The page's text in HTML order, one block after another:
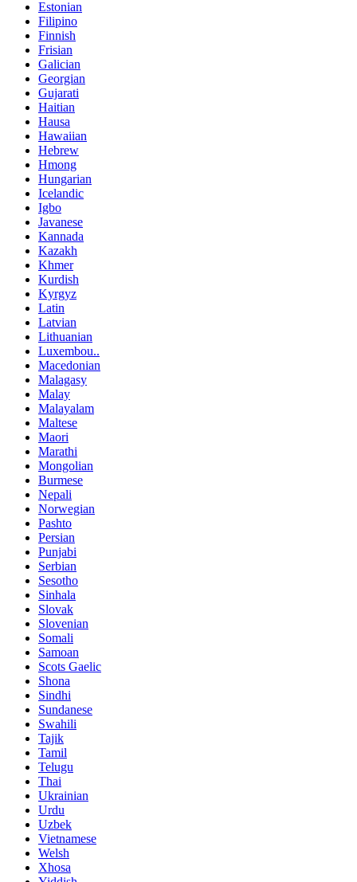
Estonian
Filipino
Finnish
Frisian
Galician
Georgian
Gujarati
Haitian
Hausa
Hawaiian
Hebrew
Hmong
Hungarian
Icelandic
Igbo
Javanese
Kannada
Kazakh
Khmer
Kurdish
Kyrgyz
Latin
Latvian
Lithuanian
Luxembou..
Macedonian
Malagasy
Malay
Malayalam
Maltese
Maori
Marathi
Mongolian
Burmese
Nepali
Norwegian
Pashto
Persian
Punjabi
Serbian
Sesotho
Sinhala
Slovak
Slovenian
Somali
Samoan
Scots Gaelic
Shona
Sindhi
Sundanese
Swahili
Tajik
Tamil
Telugu
Thai
Ukrainian
Urdu
Uzbek
Vietnamese
Welsh
Xhosa